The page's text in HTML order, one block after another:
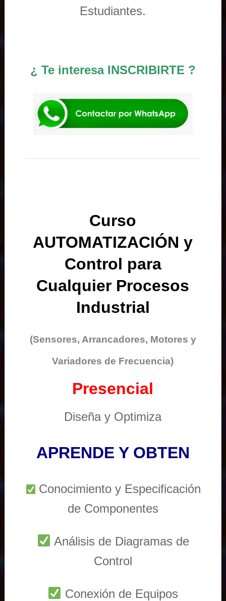
Estudiantes.
¿ Te interesa INSCRIBIRTE ?
Curso
AUTOMATIZACIÓN y
Control para
Cualquier Procesos
Industrial
(Sensores, Arrancadores, Motores y
Variadores de Frecuencia)
Presencial
Diseña y Optimiza
APRENDE Y OBTEN
Conocimiento y Especificación
de Componentes
Análisis de Diagramas de
Control
Conexión de Equipos